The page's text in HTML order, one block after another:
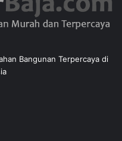
Bangunan Terpercaya di